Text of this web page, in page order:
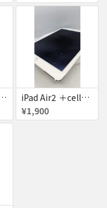
+ Cellular 64GB
iPad Air2 ＋cellular 16GB
¥1,900